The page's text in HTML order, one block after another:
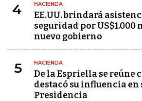
4 HACIENDA
EE.UU. brindará
seguridad por US$1.000
nuevo gobierno
5 HACIENDA
De la Espriella se reúne
destacó su influencia en
Presidencia